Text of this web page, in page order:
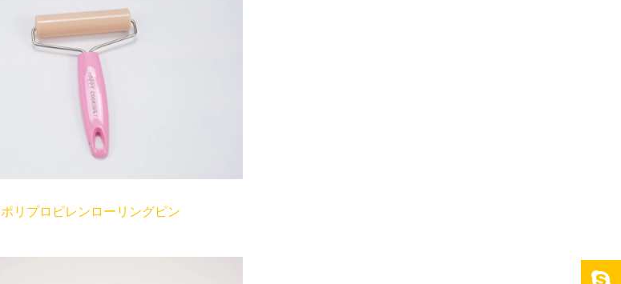
ポリプロピレンローリングピン